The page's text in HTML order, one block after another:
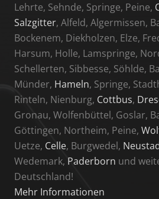
Lehrte, Sehnde, Springe, Peine,
Salzgitter, Alfeld, Algermissen,
Bockenem, Diekholzen, Elze,
Harsum, Holle, Lamspringe,
Schellerten, Sibbesse, Söhlde,
Münder, Hameln, Springe,
Rinteln, Nienburg, Cottbus,
Gronau, Wolfenbüttel, Goslar,
Göttingen, Northeim, Peine,
Uetze, Celle, Burgwedel,
Wedemark, Paderborn und
Deutschland!
Mehr Informationen